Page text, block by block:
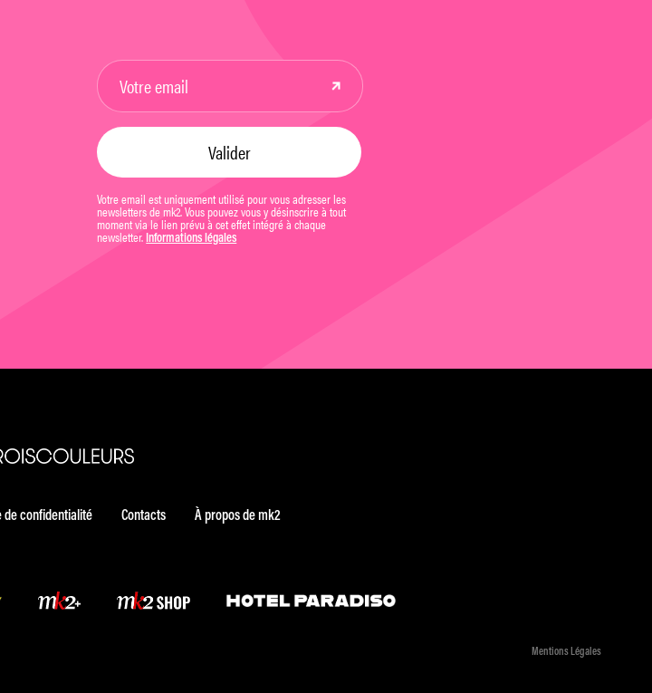
Votre email est uniquement utilisé pour vous adresser les
newsletters de mk2. Vous pouvez vous y désinscrire à tout
moment via le lien prévu à cet effet intégré à chaque
newsletter. Informations légales
de confidentialité Contacts À propos de mk2
Mentions Légales